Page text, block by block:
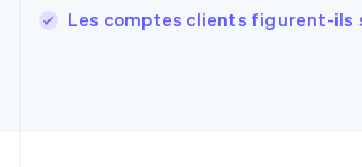
Les comptes clients figurent-ils
Hongrie